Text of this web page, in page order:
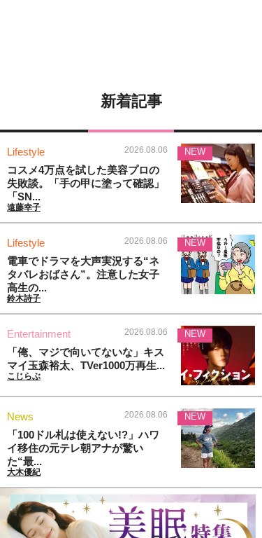
新着記事
Lifestyle 2026.08.06
コスメ4万点を試した美容プロの
失敗談。「手の甲に塗って確認」
「SN...
遠藤幸子
NEW
Lifestyle 2026.08.06
電車でドラマを大声実況する“ネ
タバレおばさん”。注意した女子
高生の...
鈴木詩子
NEW
Entertainment 2026.08.06
「俺、マジで向いてないな」キス
マイ玉森裕太、TVer1000万再生...
こじらぶ
NEW
News 2026.08.06
「100ドル札は使えない!?」ハワ
イ移住の元テレ朝アナが驚い
た“最...
大木優紀
NEW